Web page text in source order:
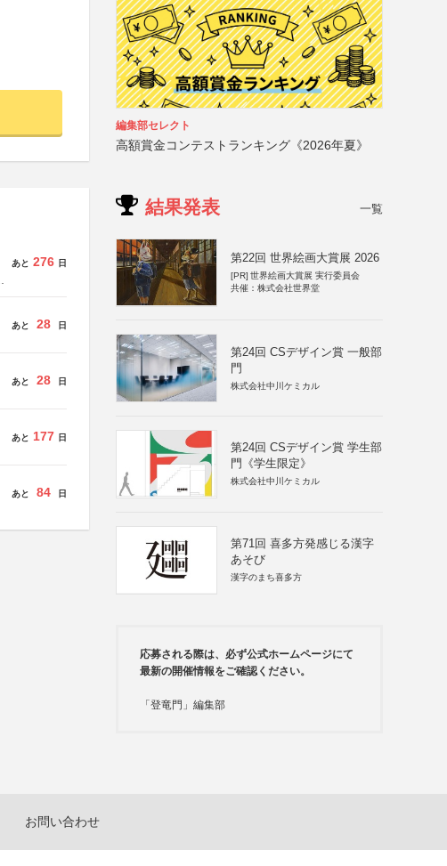
あと 276 日
あと 28 日
あと 28 日
あと 177 日
あと 84 日
編集部セレクト
高額賞金コンテストランキング《2026年夏》
結果発表 一覧
第22回 世界絵画大賞展 2026
[PR] 世界絵画大賞展 実行委員会
共催：株式会社世界堂
第24回 CSデザイン賞 一般部
門
株式会社中川ケミカル
第24回 CSデザイン賞 学生部
門《学生限定》
株式会社中川ケミカル
第71回 喜多方発感じる漢字
あそび
漢字のまち喜多方
応募される際は、必ず公式ホームページにて
最新の開催情報をご確認ください。
「登竜門」編集部
お問い合わせ